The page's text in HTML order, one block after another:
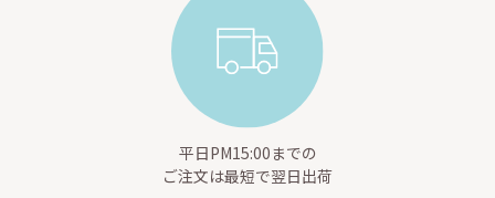
平日PM15:00までの
ご注文は最短で翌日出荷